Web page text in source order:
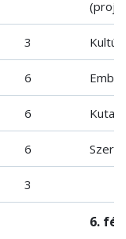
3
6
6
6
3
6.